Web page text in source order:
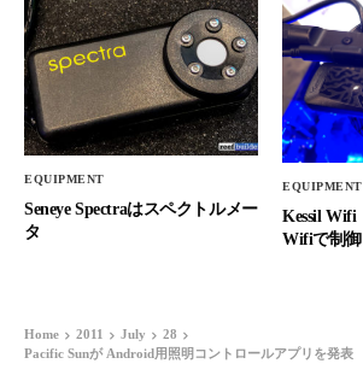
EQUIPMENT
Seneye Spectraはスペクトルメー
タ
EQUIPMENT
Kessil Wifi
Wifiで制御
Home 2011 July
28
Pacific Sunが Android用照明コントロールアプリを発表